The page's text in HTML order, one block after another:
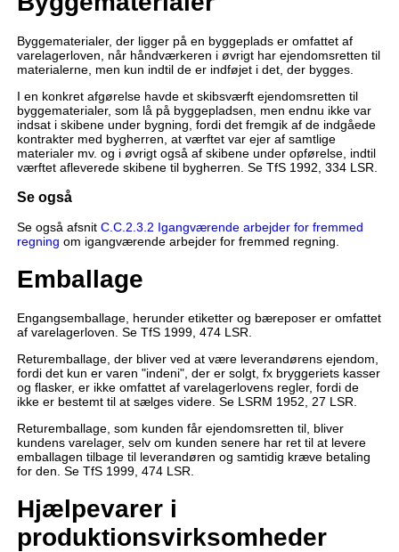
Byggematerialer, der ligger på en byggeplads er omfattet af
varelagerloven, når håndværkeren i øvrigt har ejendomsretten til
materialerne, men kun indtil de er indføjet i det, der bygges.
I en konkret afgørelse havde et skibsværft ejendomsretten til
byggematerialer, som lå på byggepladsen, men endnu ikke var
indsat i skibene under bygning, fordi det fremgik af de indgåede
kontrakter med bygherren, at værftet var ejer af samtlige
materialer mv. og i øvrigt også af skibene under opførelse, indtil
værftet afleverede skibene til bygherren. Se TfS 1992, 334 LSR.
Se også
Se også afsnit C.C.2.3.2 Igangværende arbejder for fremmed
regning om igangværende arbejder for fremmed regning.
Emballage
Engangsemballage, herunder etiketter og bæreposer er omfattet
af varelagerloven. Se TfS 1999, 474 LSR.
Returemballage, der bliver ved at være leverandørens ejendom,
fordi det kun er varen "indeni", der er solgt, fx bryggeriets kasser
og flasker, er ikke omfattet af varelagerlovens regler, fordi de
ikke er bestemt til at sælges videre. Se LSRM 1952, 27 LSR.
Returemballage, som kunden får ejendomsretten til, bliver
kundens varelager, selv om kunden senere har ret til at levere
emballagen tilbage til leverandøren og samtidig kræve betaling
for den. Se TfS 1999, 474 LSR.
Hjælpevarer i
produktionsvirksomheder